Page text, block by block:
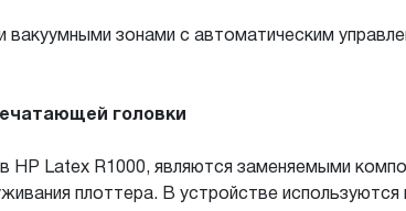
зонами с автоматическим
головки
HP Latex R1000, являются заменяемыми
плоттера. В устройстве